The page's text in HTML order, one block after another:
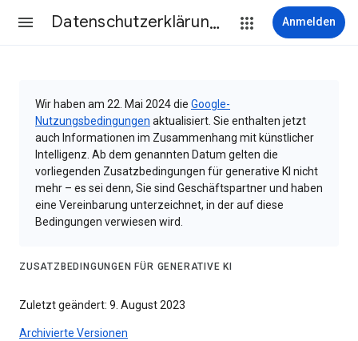
Datenschutzerklärung & Nutzungsbedingungen Anmelden
Wir haben am 22. Mai 2024 die Google-
Nutzungsbedingungen aktualisiert. Sie enthalten jetzt
auch Informationen im Zusammenhang mit künstlicher
Intelligenz. Ab dem genannten Datum gelten die
vorliegenden Zusatzbedingungen für generative KI nicht
mehr – es sei denn, Sie sind Geschäftspartner und haben
eine Vereinbarung unterzeichnet, in der auf diese
Bedingungen verwiesen wird.
ZUSATZBEDINGUNGEN FÜR GENERATIVE KI
Zuletzt geändert: 9. August 2023
Archivierte Versionen